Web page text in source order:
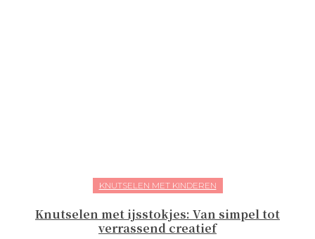
KNUTSELEN MET KINDEREN
Knutselen met ijsstokjes: Van simpel tot
verrassend creatief